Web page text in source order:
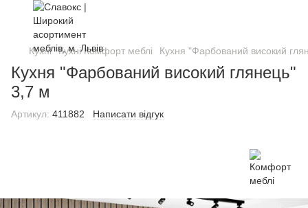
Кухні Кухні Комфорт меблі Кухня "Фарбований високий
Кухня "Фарбований високий глянець"
3,7 м
Артикул: 411882 Написати відгук